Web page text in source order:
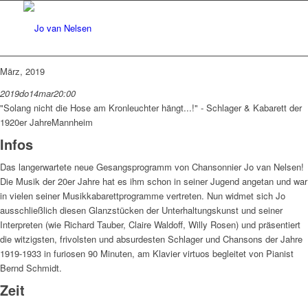
März, 2019
2019do14mar20:00
"Solang nicht die Hose am Kronleuchter hängt...!" - Schlager & Kabarett der
1920er JahreMannheim
Infos
Das langerwartete neue Gesangsprogramm von Chansonnier Jo van Nelsen!
Die Musik der 20er Jahre hat es ihm schon in seiner Jugend angetan und war
in vielen seiner Musikkabarettprogramme vertreten. Nun widmet sich Jo
ausschließlich diesen Glanzstücken der Unterhaltungskunst und seiner
Interpreten (wie Richard Tauber, Claire Waldoff, Willy Rosen) und präsentiert
die witzigsten, frivolsten und absurdesten Schlager und Chansons der Jahre
1919-1933 in furiosen 90 Minuten, am Klavier virtuos begleitet von Pianist
Bernd Schmidt.
Zeit